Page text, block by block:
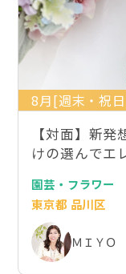
8月[週末・祝
【対面】新
けの選んでエ
園芸・フラワー
東京都 品川区
ＭＩＹＯ